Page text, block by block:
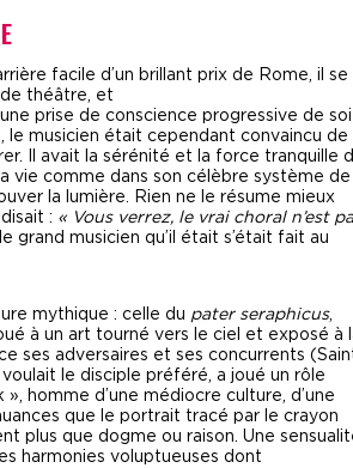
facile d’un brillant prix de Rome, il se
théâtre, et
prise de conscience progressive de
musicien était cependant convaincu de
Il avait la sérénité et la force tranquille
vie comme dans son célèbre système de
la lumière. Rien ne le résume mieux
: « Vous verrez, le vrai choral n’est
grand musicien qu’il était s’était fait au
mythique : celle du pater seraphicus,
à un art tourné vers le ciel et exposé à
ses adversaires et ses concurrents
le disciple préféré, a joué un rôle
homme d’une médiocre culture, d’une
que le portrait tracé par le crayon
plus que dogme ou raison. Une
harmonies voluptueuses dont